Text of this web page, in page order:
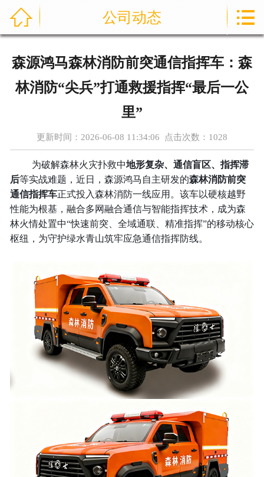
产品中心
资讯中心
售后服务
关于我们
联系我们
 公司动态 
森源鸿马森林消防前突通信指挥车：森
林消防“尖兵”打通救援指挥“最后一公
里”
更新时间：2026-06-08 11:34:06 点击次数： 1028
为破解森林火灾扑救中地形复杂、通信盲区、指挥滞
后等实战难题，近日，森源鸿马自主研发的森林消防前突
通信指挥车正式投入森林消防一线应用。该车以硬核越野
性能为根基，融合多网融合通信与智能指挥技术，成为森
林火情处置中“快速前突、全域通联、精准指挥”的移动核心
枢纽，为守护绿水青山筑牢应急通信指挥防线。